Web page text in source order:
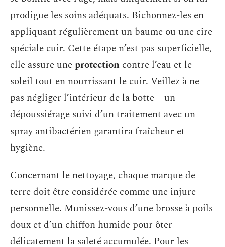
prodigue les soins adéquats. Bichonnez-les en
appliquant régulièrement un baume ou une cire
spéciale cuir. Cette étape n’est pas superficielle,
elle assure uneprotection contre l’eau et le
soleil tout en nourrissant le cuir. Veillez à ne
pas négliger l’intérieur de la botte – un
dépoussiérage suivi d’un traitement avec un
spray antibactérien garantira fraîcheur et
hygiène.
Concernant le nettoyage, chaque marque de
terre doit être considérée comme une injure
personnelle. Munissez-vous d’une brosse à poils
doux et d’un chiffon humide pour ôter
délicatement la saleté accumulée. Pour les